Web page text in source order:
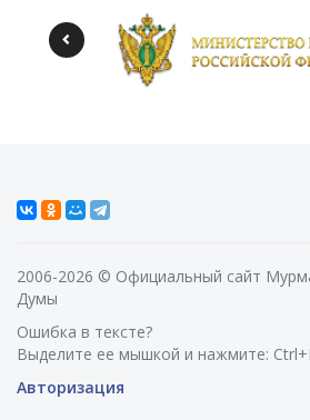
2006-2026 © Официальный сайт
Думы
Ошибка в тексте?
Выделите ее мышкой и нажмите:
Авторизация